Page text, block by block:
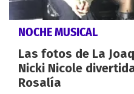
NOCHE MUSICAL
Las fotos de La
Nicki Nicole
Rosalía